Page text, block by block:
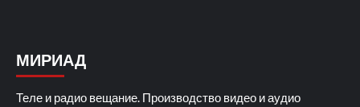
МИРИАД
Теле и радио вещание. Производство видео и аудио